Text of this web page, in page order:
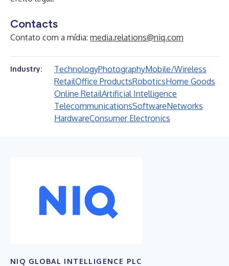
Contacts
Contato com a mídia: media.relations@niq.com
Industry: TechnologyPhotographyMobile/Wireless
RetailOffice ProductsRoboticsHome Goods
Online RetailArtificial Intelligence
TelecommunicationsSoftwareNetworks
HardwareConsumer Electronics
NIQ GLOBAL INTELLIGENCE PLC